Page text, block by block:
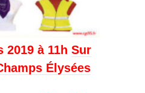
2019 à 11h Sur
Élysées